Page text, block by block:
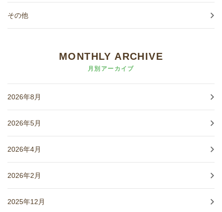
その他
MONTHLY ARCHIVE
月別アーカイブ
2026年8月
2026年5月
2026年4月
2026年2月
2025年12月